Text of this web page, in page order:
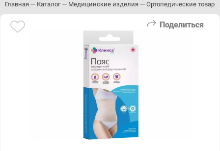
Главная Каталог Медицинские изделия Ортопедические товары
Поделиться